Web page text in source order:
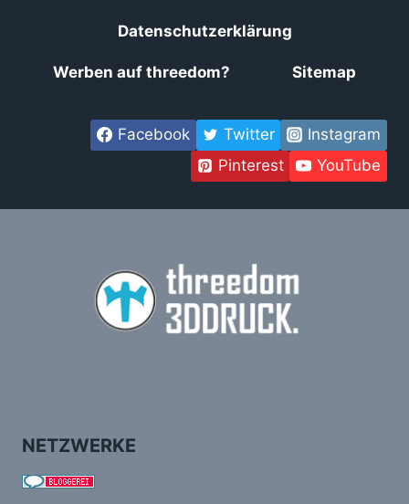
Datenschutzerklärung
Werben auf threedom? Sitemap
Facebook Twitter
Instagram
Pinterest
YouTube
NETZWERKE